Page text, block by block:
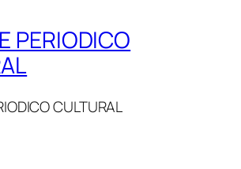
PERIODICO
CULTURAL